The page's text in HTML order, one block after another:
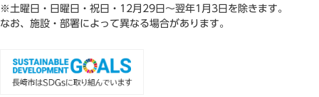
※土曜日・日曜日・祝日・12月29日～翌年1月3日を除きます。
なお、施設・部署によって異なる場合があります。